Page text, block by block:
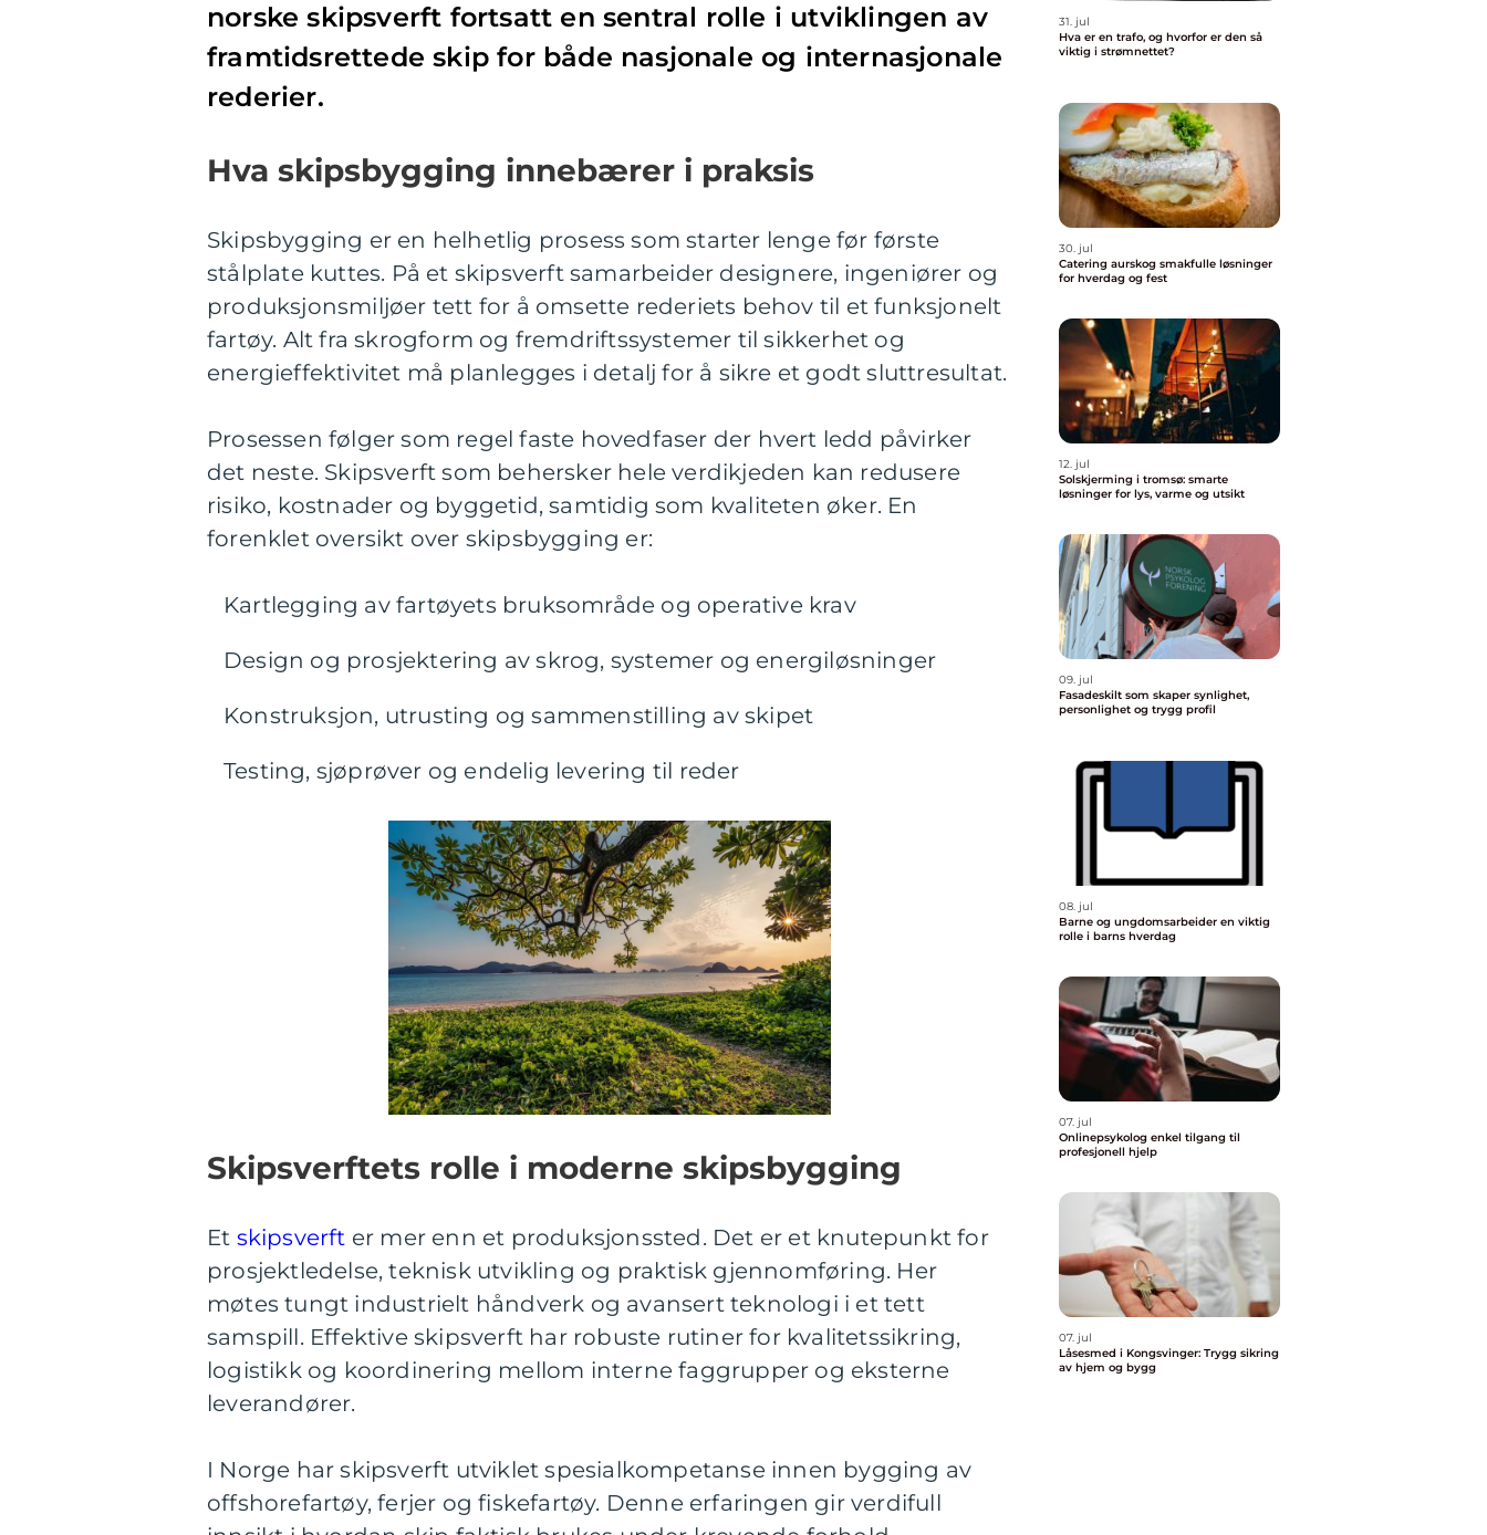
norske skipsverft fortsatt en sentral rolle i utviklingen av
framtidsrettede skip for både nasjonale og internasjonale
rederier.
Hva skipsbygging innebærer i praksis
Skipsbygging er en helhetlig prosess som starter lenge før første
stålplate kuttes. På et skipsverft samarbeider designere, ingeniører og
produksjonsmiljøer tett for å omsette rederiets behov til et funksjonelt
fartøy. Alt fra skrogform og fremdriftssystemer til sikkerhet og
energieffektivitet må planlegges i detalj for å sikre et godt sluttresultat.
Prosessen følger som regel faste hovedfaser der hvert ledd påvirker
det neste. Skipsverft som behersker hele verdikjeden kan redusere
risiko, kostnader og byggetid, samtidig som kvaliteten øker. En
forenklet oversikt over skipsbygging er:
Kartlegging av fartøyets bruksområde og operative krav
Design og prosjektering av skrog, systemer og energiløsninger
Konstruksjon, utrusting og sammenstilling av skipet
Testing, sjøprøver og endelig levering til reder
Skipsverftets rolle i moderne skipsbygging
Et skipsverft er mer enn et produksjonssted. Det er et knutepunkt for
prosjektledelse, teknisk utvikling og praktisk gjennomføring. Her
møtes tungt industrielt håndverk og avansert teknologi i et tett
samspill. Effektive skipsverft har robuste rutiner for kvalitetssikring,
logistikk og koordinering mellom interne faggrupper og eksterne
leverandører.
I Norge har skipsverft utviklet spesialkompetanse innen bygging av
offshorefartøy, ferjer og fiskefartøy. Denne erfaringen gir verdifull
31. jul
Hva er en trafo, og hvorfor er den så
viktig i strømnettet?
30. jul
Catering aurskog smakfulle løsninger
for hverdag og fest
12. jul
Solskjerming i tromsø: smarte
løsninger for lys, varme og utsikt
09. jul
Fasadeskilt som skaper synlighet,
personlighet og trygg profil
08. jul
Barne og ungdomsarbeider en viktig
rolle i barns hverdag
07. jul
Onlinepsykolog enkel tilgang til
profesjonell hjelp
07. jul
Låsesmed i Kongsvinger: Trygg sikring
av hjem og bygg